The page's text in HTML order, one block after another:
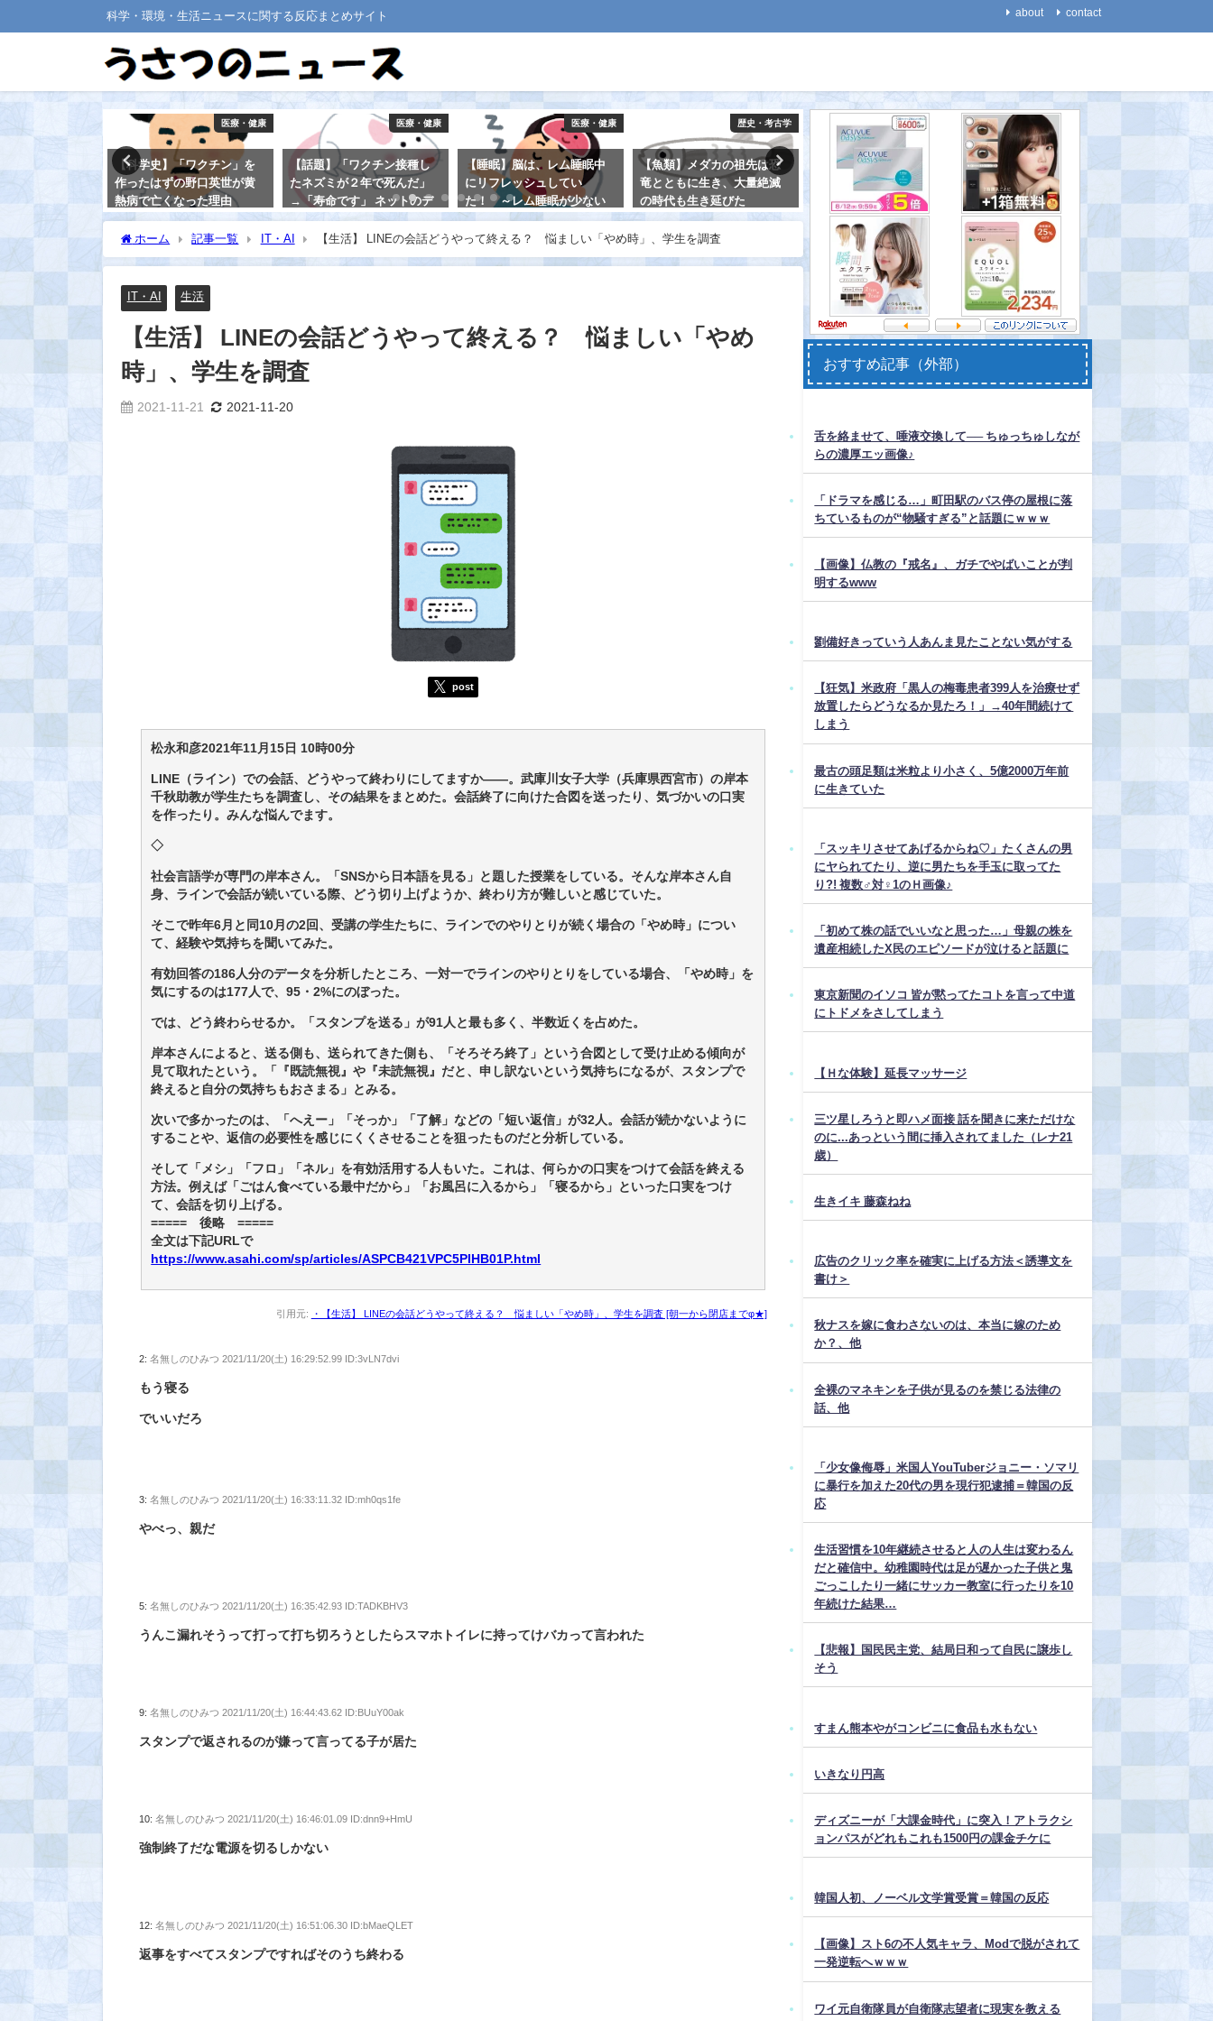
科学・環境・生活ニュースに関する反応まとめサイト about contact
医療・健康
【話題】「ワクチン接種し
たネズミが２年で死んだ」
→「寿命です」 ネットのデ
マばっさり否定、小金井市
のサイトが“攻めてる”と話
医療・健康
【睡眠】脳は、レム睡眠中
にリフレッシュしてい
た！ ～レム睡眠が少ない
と認知症リスクが高くなる
～
歴史・考古学
【魚類】メダカの祖先は恐
竜とともに生き、大量絶滅
の時代も生き延びた
医療・健康
【再生医学】「微小な針を
並べたパッチ」を貼り付け
て、毛を再生する！ ＝ハ
ゲの治療法開発＝
2021-08-15
医療・健康
【代替医療】一流のスポー
ツ選手が、非科学的な代替
医療にハマりやすいのはな
ぜか？
2021-08-31
【能力】外国語の学習で音
楽力が向上する！～「共通
の脳回路」で互いに影響し
あう～
2021-08-14
ホーム 記事一覧 IT・AI 【生活】 LINEの会話どうやって終える？ 悩ましい「やめ時」、学生を調査
IT・AI 生活
【生活】 LINEの会話どうやって終える？ 悩ましい「やめ
時」、学生を調査
2021-11-21 2021-11-20
post
松永和彦2021年11月15日 10時00分
LINE（ライン）での会話、どうやって終わりにしてますか――。武庫川女子大学（兵庫県西宮市）の岸本
千秋助教が学生たちを調査し、その結果をまとめた。会話終了に向けた合図を送ったり、気づかいの口実
を作ったり。みんな悩んでます。
◇
社会言語学が専門の岸本さん。「SNSから日本語を見る」と題した授業をしている。そんな岸本さん自
身、ラインで会話が続いている際、どう切り上げようか、終わり方が難しいと感じていた。
そこで昨年6月と同10月の2回、受講の学生たちに、ラインでのやりとりが続く場合の「やめ時」につい
て、経験や気持ちを聞いてみた。
有効回答の186人分のデータを分析したところ、一対一でラインのやりとりをしている場合、「やめ時」を
気にするのは177人で、95・2%にのぼった。
では、どう終わらせるか。「スタンプを送る」が91人と最も多く、半数近くを占めた。
岸本さんによると、送る側も、送られてきた側も、「そろそろ終了」という合図として受け止める傾向が
見て取れたという。「『既読無視』や『未読無視』だと、申し訳ないという気持ちになるが、スタンプで
終えると自分の気持ちもおさまる」とみる。
次いで多かったのは、「へえー」「そっか」「了解」などの「短い返信」が32人。会話が続かないように
することや、返信の必要性を感じにくくさせることを狙ったものだと分析している。
そして「メシ」「フロ」「ネル」を有効活用する人もいた。これは、何らかの口実をつけて会話を終える
方法。例えば「ごはん食べている最中だから」「お風呂に入るから」「寝るから」といった口実をつけ
て、会話を切り上げる。
===== 後略 =====
全文は下記URLで
https://www.asahi.com/sp/articles/ASPCB421VPC5PIHB01P.html
引用元: ・【生活】 LINEの会話どうやって終える？ 悩ましい「やめ時」、学生を調査 [朝一から閉店までφ★]
2:名無しのひみつ 2021/11/20(土) 16:29:52.99 ID:3vLN7dvi
もう寝る
でいいだろ
3:名無しのひみつ 2021/11/20(土) 16:33:11.32 ID:mh0qs1fe
やべっ、親だ
5:名無しのひみつ 2021/11/20(土) 16:35:42.93 ID:TADKBHV3
うんこ漏れそうって打って打ち切ろうとしたらスマホトイレに持ってけバカって言われた
9:名無しのひみつ 2021/11/20(土) 16:44:43.62 ID:BUuY00ak
スタンプで返されるのが嫌って言ってる子が居た
10:名無しのひみつ 2021/11/20(土) 16:46:01.09 ID:dnn9+HmU
強制終了だな電源を切るしかない
12:名無しのひみつ 2021/11/20(土) 16:51:06.30 ID:bMaeQLET
返事をすべてスタンプですればそのうち終わる
おすすめ記事（外部）
舌を絡ませて、唾液交換して── ちゅっちゅしなが
らの濃厚エッ画像♪
「ドラマを感じる…」町田駅のバス停の屋根に落
ちているものが“物騒すぎる”と話題にｗｗｗ
【画像】仏教の『戒名』、ガチでやばいことが判
明するwww
劉備好きっていう人あんま見たことない気がする
【狂気】米政府「黒人の梅毒患者399人を治療せず
放置したらどうなるか見たろ！」→40年間続けて
しまう
最古の頭足類は米粒より小さく、5億2000万年前
に生きていた
「スッキリさせてあげるからね♡」たくさんの男
にヤられてたり、逆に男たちを手玉に取ってた
り?! 複数♂対♀1のＨ画像♪
「初めて株の話でいいなと思った…」母親の株を
遺産相続したX民のエピソードが泣けると話題に
東京新聞のイソコ 皆が黙ってたコトを言って中道
にトドメをさしてしまう
【Ｈな体験】延長マッサージ
三ツ星しろうと即ハメ面接 話を聞きに来ただけな
のに...あっという間に挿入されてました（レナ21
歳）
生きイキ 藤森ねね
広告のクリック率を確実に上げる方法＜誘導文を
書け＞
秋ナスを嫁に食わさないのは、本当に嫁のため
か？、他
全裸のマネキンを子供が見るのを禁じる法律の
話、他
「少女像侮辱」米国人YouTuberジョニー・ソマリ
に暴行を加えた20代の男を現行犯逮捕＝韓国の反
応
生活習慣を10年継続させると人の人生は変わるん
だと確信中。幼稚園時代は足が遅かった子供と鬼
ごっこしたり一緒にサッカー教室に行ったりを10
年続けた結果…
【悲報】国民民主党、結局日和って自民に譲歩し
そう
すまん熊本やがコンビニに食品も水もない
いきなり円高
ディズニーが「大課金時代」に突入！アトラクシ
ョンパスがどれもこれも1500円の課金チケに
韓国人初、ノーベル文学賞受賞＝韓国の反応
【画像】スト6の不人気キャラ、Modで脱がされて
一発逆転へｗｗｗ
ワイ元自衛隊員が自衛隊志望者に現実を教える